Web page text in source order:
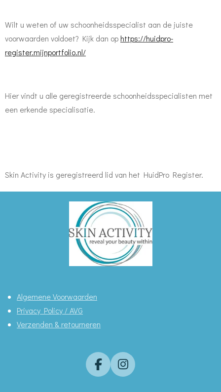
Wilt u weten of uw schoonheidsspecialist aan de juiste
voorwaarden voldoet? Kijk dan ophttps://huidpro-
register.mijnportfolio.nl/
Hier vindt u alle geregistreerde schoonheidsspecialisten met
een erkende specialisatie.
Skin Activity is geregistreerd lid van het HuidPro Register.
Algemene Voorwaarden
Privacy Policy / AVG
Verzenden & retourneren
F
I